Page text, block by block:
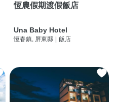
恆農假期渡假飯店
Una Baby Hotel
恆春鎮, 屏東縣 飯店